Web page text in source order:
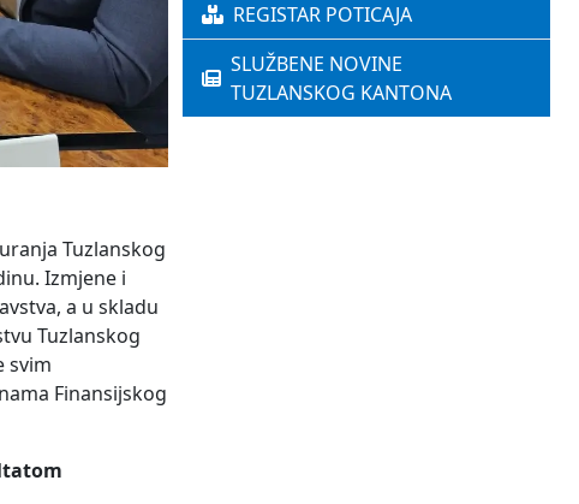
Tuzlanskog
Izmjene i
a u skladu
Tuzlanskog
svim
Finansijskog
REGISTAR POTICAJA
SLUŽBENE NOVINE
TUZLANSKOG KANTONA